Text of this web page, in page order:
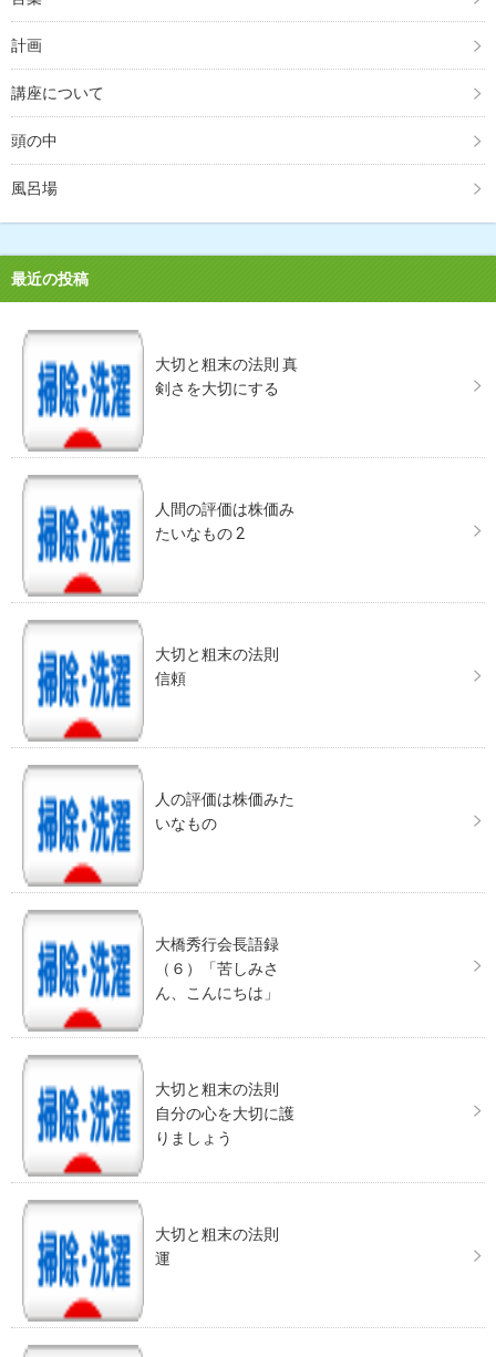
計画
講座について
頭の中
風呂場
最近の投稿
大切と粗末の法則 真
剣さを大切にする
人間の評価は株価み
たいなもの 2
大切と粗末の法則
信頼
人の評価は株価みた
いなもの
大橋秀行会長語録
（６）「苦しみさ
ん、こんにちは」
大切と粗末の法則
自分の心を大切に護
りましょう
大切と粗末の法則
運